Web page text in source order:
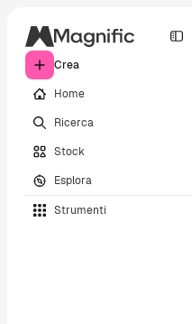
Crea
Home
Ricerca
Stock
Esplora
Strumenti